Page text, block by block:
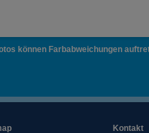
können Farbabweichungen
Kontakt